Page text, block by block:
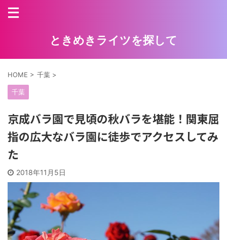
ときめきライツを探して
HOME > 千葉 >
千葉
京成バラ園で見頃の秋バラを堪能！関東屈
指の広大なバラ園に徒歩でアクセスしてみ
た
2018年11月5日